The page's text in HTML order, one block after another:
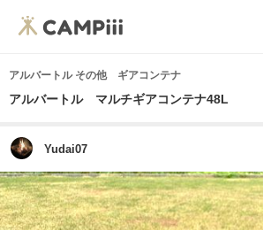
アルバートル その他 ギアコンテナ
アルバートル マルチギアコンテナ48L
Yudai07